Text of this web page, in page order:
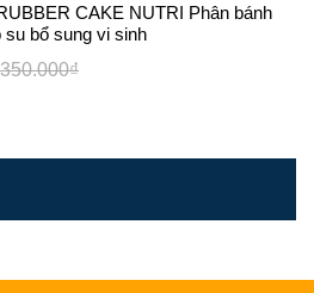
CAKE NUTRI Phân bánh
su bổ sung vi sinh
350.000₫